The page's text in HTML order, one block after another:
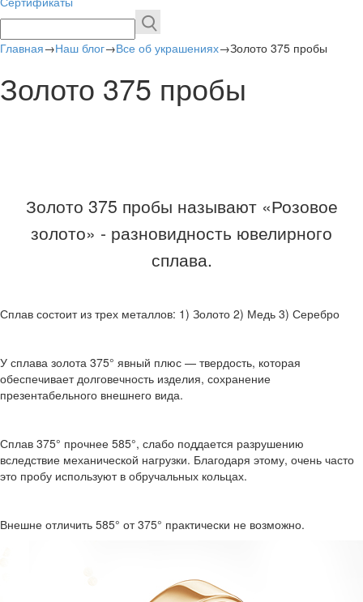
Главная→Наш блог→Все об украшениях→Золото 375 пробы
Золото 375 пробы
Золото 375 пробы называют «Розовое
золото» - разновидность ювелирного
сплава.
Сплав состоит из трех металлов: 1) Золото 2) Медь 3) Серебро
У сплава золота 375° явный плюс — твердость, которая
обеспечивает долговечность изделия, сохранение
презентабельного внешнего вида.
Сплав 375° прочнее 585°, слабо поддается разрушению
вследствие механической нагрузки. Благодаря этому, очень часто
это пробу используют в обручальных кольцах.
Внешне отличить 585° от 375° практически не возможно.